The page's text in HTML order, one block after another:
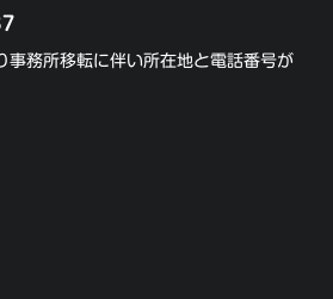
務所移転に伴い所在地と電話番号が